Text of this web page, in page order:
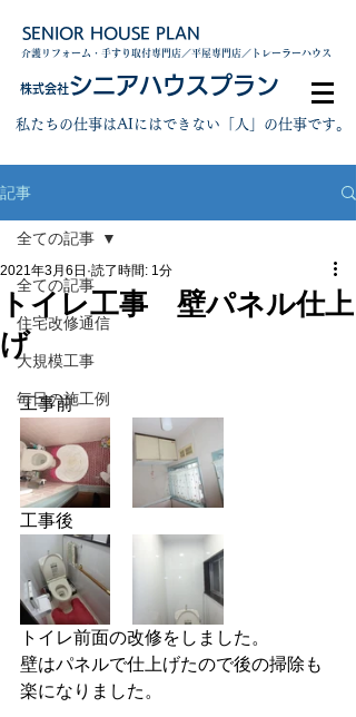
SENIOR HOUSE PLAN
介護リフォーム・手すり取付専門店／平屋専門店／トレーラーハウス
株式会社シニアハウスプラン
私たちの仕事はAIにはできない「人」の仕事です。
記事
全ての記事
住宅改修通信
大規模工事
毎日の施工例
全ての記事
トイレ工事 壁パネル仕上
げ
2021年3月6日 読了時間: 1分
工事前
工事後
トイレ前面の改修をしました。
壁はパネルで仕上げたので後の掃除も
楽になりました。